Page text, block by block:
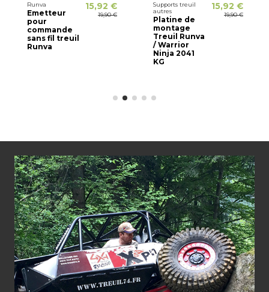
Runva
Emetteur
pour
commande
sans fil treuil
Runva
15,92 €
19,90 €
Supports treuil
autres
Platine de
montage
Treuil Runva
/ Warrior
Ninja 2041
KG
15,92 €
19,90 €